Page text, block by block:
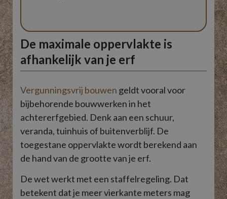
De maximale oppervlakte is
afhankelijk van je erf
Vergunningsvrij bouwen geldt vooral voor
bijbehorende bouwwerken in het
achtererfgebied. Denk aan een schuur,
veranda, tuinhuis of buitenverblijf. De
toegestane oppervlakte wordt berekend aan
de hand van de grootte van je erf.
De wet werkt met een staffelregeling. Dat
betekent dat je meer vierkante meters mag